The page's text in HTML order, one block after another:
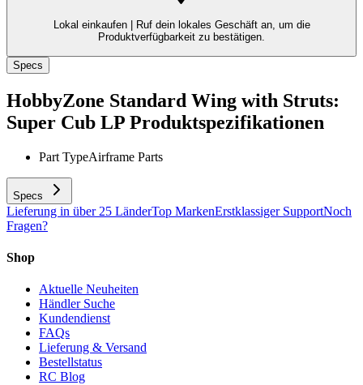
Lokal einkaufen |
Ruf dein lokales Geschäft an, um die
Produktverfügbarkeit zu bestätigen.
Specs
HobbyZone Standard Wing with Struts:
Super Cub LP Produktspezifikationen
Part TypeAirframe Parts
Specs
Lieferung in über 25 LänderTop MarkenErstklassiger SupportNoch
Fragen?
Shop
Aktuelle Neuheiten
Händler Suche
Kundendienst
FAQs
Lieferung & Versand
Bestellstatus
RC Blog